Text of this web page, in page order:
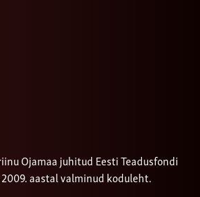
Ojamaa juhitud Eesti Teadusfondi
aastal valminud koduleht.